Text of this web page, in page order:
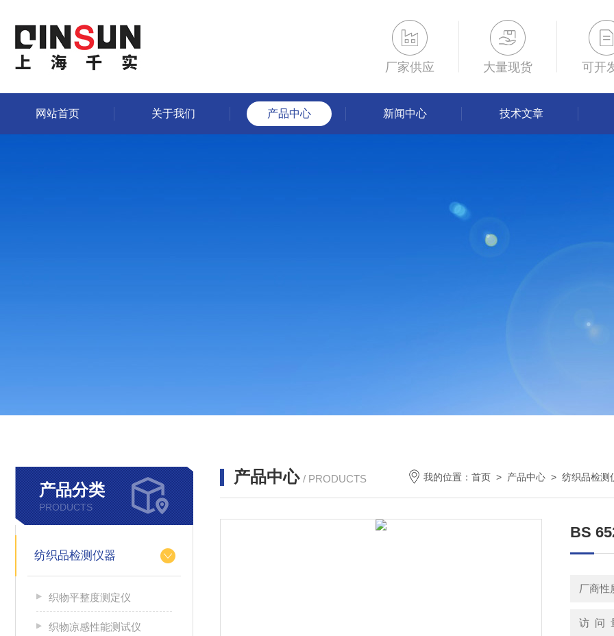
厂家供应 大量现货 可开
网站首页 关于我们 产品中心 新闻中心 技术文章
产品分类
PRODUCTS
纺织品检测仪器
织物平整度测定仪
织物凉感性能测试仪
产品中心 / PRODUCTS 我的位置： 首页 > 产品中心 > 纺织品检测
BS
厂商性
访 问